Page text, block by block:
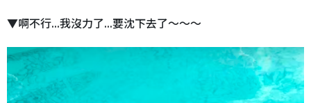
▼啊不行...我沒力了...要沈下去了～～～